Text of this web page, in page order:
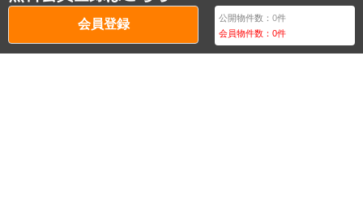
会員登録 公開物件数：0件
会員物件数：0件